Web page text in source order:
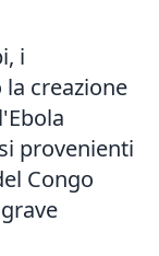
i
creazione
provenienti
Congo